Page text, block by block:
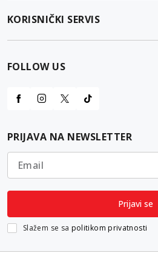
KORISNIČKI SERVIS
FOLLOW US
PRIJAVA NA NEWSLETTER
Email
Prijavi se
Slažem se sa politikom privatnosti